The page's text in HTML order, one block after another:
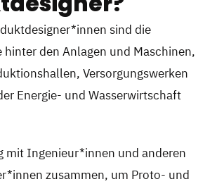
sind die
hinter den Anlagen und Maschinen,
Versorgungswerken
Energie- und Wasserwirtschaft
mit Ingenieur*innen und anderen
zusammen, um Proto- und